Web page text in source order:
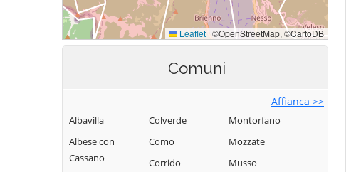
Comuni
Affianca >>
Albavilla
Albese con
Cassano
Colverde
Como
Corrido
Montorfano
Mozzate
Musso